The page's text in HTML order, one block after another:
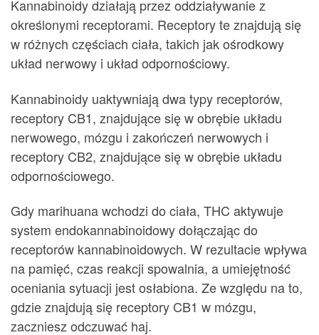
Kannabinoidy działają przez oddziaływanie z
określonymi receptorami. Receptory te znajdują się
w różnych częściach ciała, takich jak ośrodkowy
układ nerwowy i układ odpornościowy.
Kannabinoidy uaktywniają dwa typy receptorów,
receptory CB1, znajdujące się w obrębie układu
nerwowego, mózgu i zakończeń nerwowych i
receptory CB2, znajdujące się w obrębie układu
odpornościowego.
Gdy marihuana wchodzi do ciała, THC aktywuje
system endokannabinoidowy dołączając do
receptorów kannabinoidowych. W rezultacie wpływa
na pamięć, czas reakcji spowalnia, a umiejętność
oceniania sytuacji jest osłabiona. Ze względu na to,
gdzie znajdują się receptory CB1 w mózgu,
zaczniesz odczuwać haj.